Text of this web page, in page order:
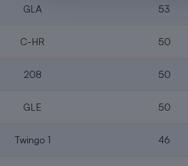
GLA 53
C-HR 50
208 50
GLE 50
Twingo 1 46